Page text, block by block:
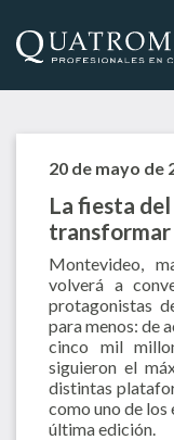
20 de mayo de
La fiesta
transformar
Montevideo,
volverá a
protagonistas
para menos: de
cinco mil
siguieron el
distintas
como uno de los
última edición.